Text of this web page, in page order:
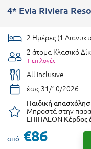
4* Evia Riviera
2 Ημέρες (1
2 άτομα Κλασικό
+ επιλογές
All Inclusive
έως 31/10/2026
Παιδική
Μπροστά στην
ΕΠΙΠΛΕΟΝ Κέρδος
από €86